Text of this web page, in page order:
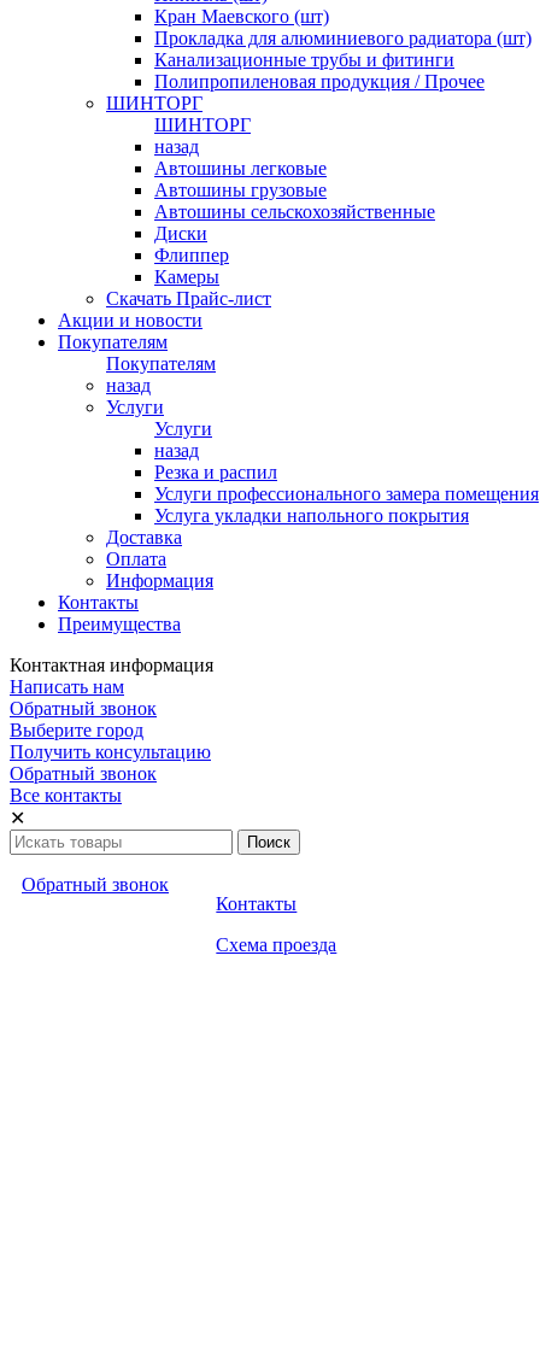
Кран Маевского (шт)
Прокладка для алюминиевого радиатора (шт)
Канализационные трубы и фитинги
Полипропиленовая продукция / Прочее
ШИНТОРГ
ШИНТОРГ
назад
Автошины легковые
Автошины грузовые
Автошины сельскохозяйственные
Диски
Флиппер
Камеры
Скачать Прайс-лист
Акции и новости
Покупателям
Покупателям
назад
Услуги
Услуги
назад
Резка и распил
Услуги профессионального замера помещения
Услуга укладки напольного покрытия
Доставка
Оплата
Информация
Контакты
Преимущества
Контактная информация
Написать нам
Обратный звонок
Выберите город
Получить консультацию
Обратный звонок
Все контакты
✕
Обратный звонок
Контакты
Схема проезда